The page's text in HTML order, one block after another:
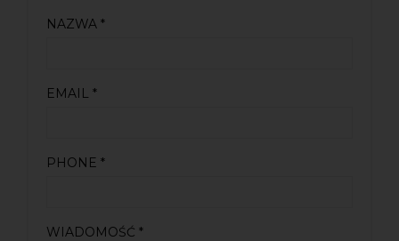
NAZWA *
EMAIL *
PHONE *
WIADOMOŚĆ *